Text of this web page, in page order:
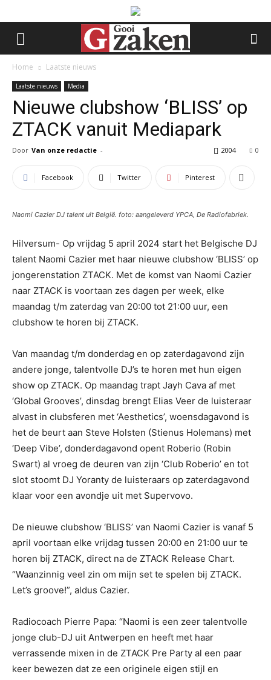
Home Laatste nieuws
Laatste nieuws Media
Nieuwe clubshow ‘BLISS’ op
ZTACK vanuit Mediapark
Door Van onze redactie - 0
2004
Facebook Twitter Pinterest
Naomi Cazier DJ talent uit België. foto: aangeleverd YPCA, De Radiofabriek.
Hilversum- Op vrijdag 5 april 2024 start het Belgische DJ
talent Naomi Cazier met haar nieuwe clubshow ‘BLISS’ op
jongerenstation ZTACK. Met de komst van Naomi Cazier
naar ZTACK is voortaan zes dagen per week, elke
maandag t/m zaterdag van 20:00 tot 21:00 uur, een
clubshow te horen bij ZTACK.
Van maandag t/m donderdag en op zaterdagavond zijn
andere jonge, talentvolle DJ’s te horen met hun eigen
show op ZTACK. Op maandag trapt Jayh Cava af met
‘Global Grooves’, dinsdag brengt Elias Veer de luisteraar
alvast in clubsferen met ‘Aesthetics’, woensdagavond is
het de beurt aan Steve Holsten (Stienus Holemans) met
‘Deep Vibe’, donderdagavond opent Roberio (Robin
Swart) al vroeg de deuren van zijn ‘Club Roberio’ en tot
slot stoomt DJ Yoranty de luisteraars op zaterdagavond
klaar voor een avondje uit met Supervovo.
De nieuwe clubshow ‘BLISS’ van Naomi Cazier is vanaf 5
april voortaan elke vrijdag tussen 20:00 en 21:00 uur te
horen bij ZTACK, direct na de ZTACK Release Chart.
“Waanzinnig veel zin om mijn set te spelen bij ZTACK.
Let’s groove!”, aldus Cazier.
Radiocoach Pierre Papa: “Naomi is een zeer talentvolle
jonge club-DJ uit Antwerpen en heeft met haar
verrassende mixen in de ZTACK Pre Party al een paar
keer bewezen dat ze een originele eigen stijl en